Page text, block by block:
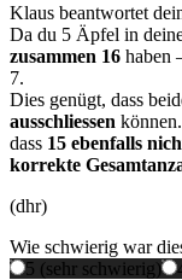
Klaus beantwortet
Da du 5 Äpfel in
zusammen 16 haben
7.
Dies genügt, dass
ausschliessen
dass 15 ebenfalls
korrekte
(dhr)
Wie schwierig war
5 (sehr schwierig)